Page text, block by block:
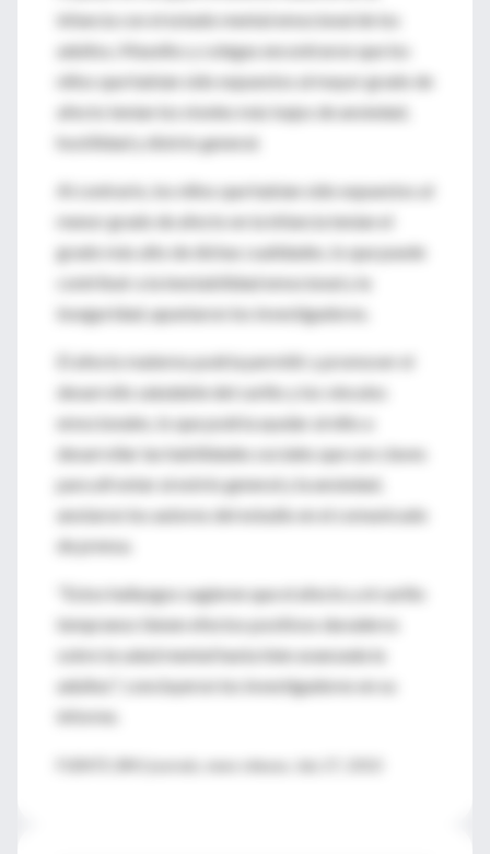
infancia con el estado mental emocional de los
adultos, Maselko y colegas encontraron que los
niños que habían sido expuestos al mayor grado de
afecto tenían los niveles más bajos de ansiedad,
hostilidad y distrés general.
Al contrario, los niños que habían sido expuestos al
menor grado de afecto en la infancia tenían el
grado más alto de dichas cualidades, lo que puede
contribuir a la inestabilidad emocional y la
inseguridad, apuntaron los investigadores.
El afecto materno podría permitir y promover el
desarrollo saludable del cariño y los vínculos
emocionales, lo que podría ayudar al niño a
desarrollar las habilidades sociales que son claves
para afrontar al estrés general y la ansiedad,
anotaron los autores del estudio en el comunicado
de prensa.
"Estos hallazgos sugieren que el afecto y el cariño
tempranos tienen efectos positivos duraderos
sobre la salud mental hasta bien avanzada la
adultez", concluyeron los investigadores en su
informe.